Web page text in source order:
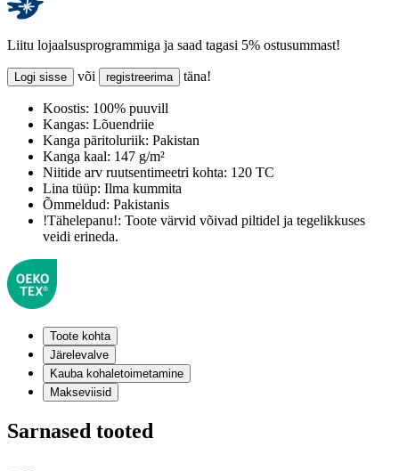
Liitu lojaalsusprogrammiga ja saad tagasi 5% ostusummast!
Logi sisse või registreerima täna!
Koostis: 100% puuvill
Kangas: Lõuendriie
Kanga päritoluriik: Pakistan
Kanga kaal: 147 g/m²
Niitide arv ruutsentimeetri kohta: 120 TC
Lina tüüp: Ilma kummita
Õmmeldud: Pakistanis
!Tähelepanu!: Toote värvid võivad piltidel ja tegelikkuses
veidi erineda.
Toote kohta
Järelevalve
Kauba kohaletoimetamine
Makseviisid
Sarnased tooted